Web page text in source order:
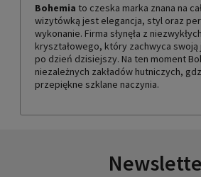
Bohemia to czeska marka znana na
wizytówką jest elegancja, styl oraz
wykonanie. Firma słynęła z
kryształowego, który zachwyca swoją
po dzień dzisiejszy. Na ten moment
niezależnych zakładów hutniczych,
przepiękne szklane naczynia.